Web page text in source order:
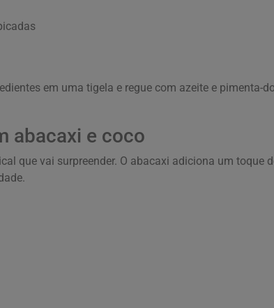
em uma tigela e regue com azeite e pimenta-
abacaxi e coco
que vai surpreender. O abacaxi adiciona um toque